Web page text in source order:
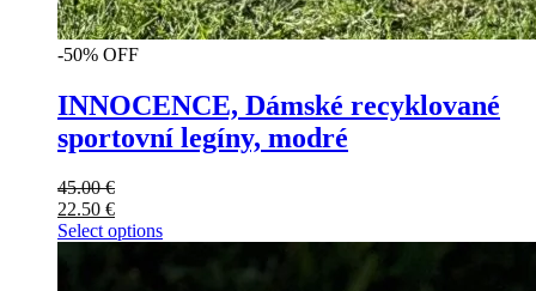
-50% OFF
INNOCENCE, Dámské recyklované
sportovní legíny, modré
45.00€
22.50 €
Select options